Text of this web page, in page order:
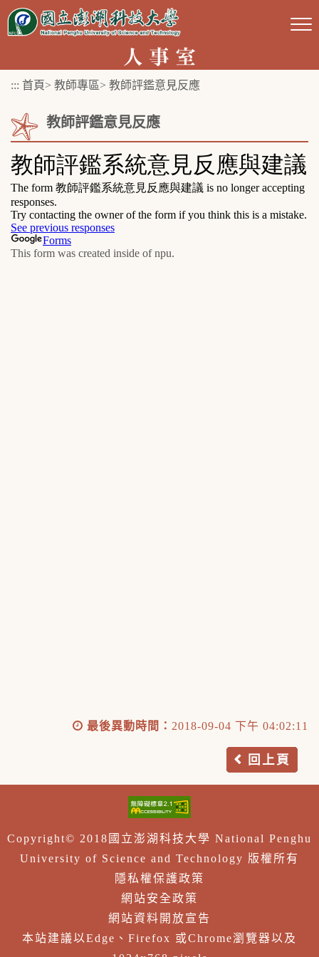
跳
::: 首頁> 教師專區> 教師評鑑意見反應
教師評鑑意見反應
最後異動時間： 2018-09-04 下午 04:02:11
回上頁
Copyright© 2018國立澎湖科技大學 National Penghu
University of Science and Technology 版權所有
隱私權保護政策
網站安全政策
網站資料開放宣告
本站建議以Edge、Firefox 或Chrome瀏覽器以及